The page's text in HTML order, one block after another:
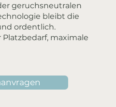
geruchsneutralen
bleibt die
ordentlich.
maximale